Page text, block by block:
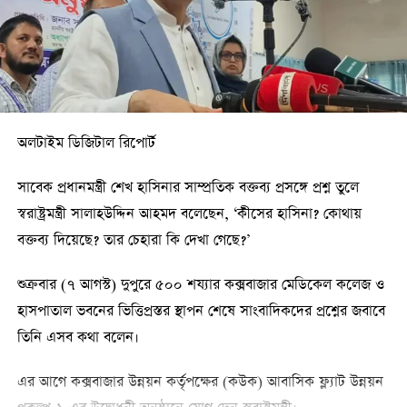
সরবরাহ নিয়ে উদ্বেগ তৈরি হয়েছে।
সূত্র: রয়টার্স
অলটাইম ডিজিটাল রিপোর্ট
সাবেক প্রধানমন্ত্রী শেখ হাসিনার সাম্প্রতিক বক্তব্য প্রসঙ্গে প্রশ্ন তুলে
স্বরাষ্ট্রমন্ত্রী সালাহউদ্দিন আহমদ বলেছেন, ‘কীসের হাসিনা? কোথায়
বক্তব্য দিয়েছে? তার চেহারা কি দেখা গেছে?’
শুক্রবার (৭ আগস্ট) দুপুরে ৫০০ শয্যার কক্সবাজার মেডিকেল কলেজ ও
হাসপাতাল ভবনের ভিত্তিপ্রস্তর স্থাপন শেষে সাংবাদিকদের প্রশ্নের জবাবে
তিনি এসব কথা বলেন।
এর আগে কক্সবাজার উন্নয়ন কর্তৃপক্ষের (কউক) আবাসিক ফ্ল্যাট উন্নয়ন